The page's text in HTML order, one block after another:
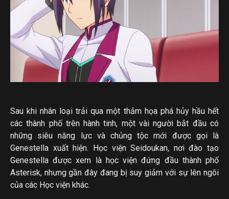
Sau khi nhân loại trải qua một thảm họa phá hủy hầu hết
các thành phố trên hành tinh, một vài người bắt đầu có
những siêu năng lực và chủng tộc mới được gọi là
Genestella xuất hiện. Học viện Seidoukan, nơi đào tạo
Genestella được xem là học viện đứng đầu thành phố
Asterisk, nhưng gần đây đang bị suy giảm với sự lên ngôi
của các Học viện khác.